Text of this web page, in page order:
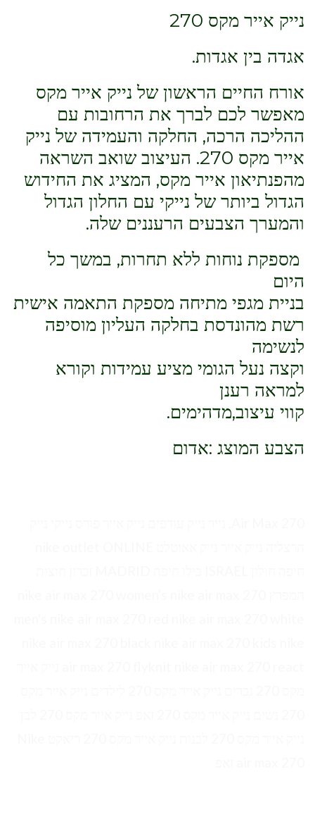
נייק אייר מקס 270
אגדה בין אגדות.
אורח החיים הראשון של נייק אייר מקס
מאפשר לכם לברך את הרחובות עם
ההליכה הרכה, החלקה והעמידה של נייק
אייר מקס 270. העיצוב שואב השראה
מהפנתיאון אייר מקס, המציג את החידוש
הגדול ביותר של נייקי עם החלון הגדול
והמערך הצבעים הרעננים שלה.
מספקת נוחות ללא תחרות, במשך כל
היום
בניית מגפי מתיחה מספקת התאמה אישית
רשת מהונדסת בחלקה העליון מוסיפה
לנשימה
וקצה נעל הגומי מציע עמידות וקורא
למראה רענן
קווי עיצוב,מדהימים.
הצבע המוצג :אדום